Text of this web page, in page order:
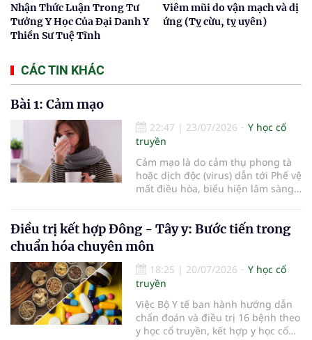
Nhận Thức Luận Trong Tư
Tưởng Y Học Của Đại Danh Y
Thiền Sư Tuệ Tĩnh
Viêm mũi do vận mạch và dị
ứng (Tỵ cừu, tỵ uyên)
CÁC TIN KHÁC
Bài 1: Cảm mạo
22:47 | 23/07/2026
Y học cổ
truyền
Cảm mạo là do cảm thụ phong tà
hoặc dịch độc (virus) dẫn tới Phế vệ
mất điều hòa, biểu hiện lâm sàng
phát sốt, toàn thân mỏi mệt.
Điều trị kết hợp Đông - Tây y: Bước tiến trong
chuẩn hóa chuyên môn
18:25 | 20/07/2026
Y học cổ
truyền
Việc Bộ Y tế ban hành hướng dẫn
chẩn đoán và điều trị 16 bệnh theo
y học cổ truyền, kết hợp y học cổ